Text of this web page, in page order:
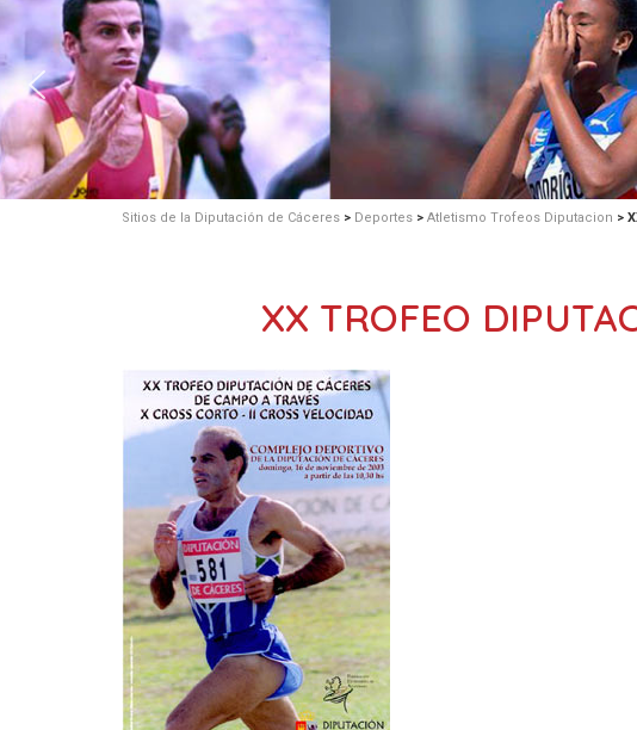
Sitios de la Diputación de Cáceres > Deportes > Atletismo Trofeos Diputacion >
XX TROFEO